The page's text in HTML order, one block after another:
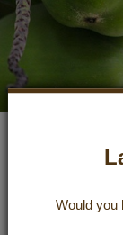
Lait de
Would you